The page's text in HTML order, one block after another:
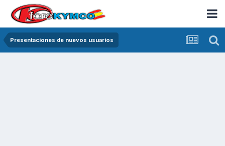
Presentaciones de nuevos usuarios